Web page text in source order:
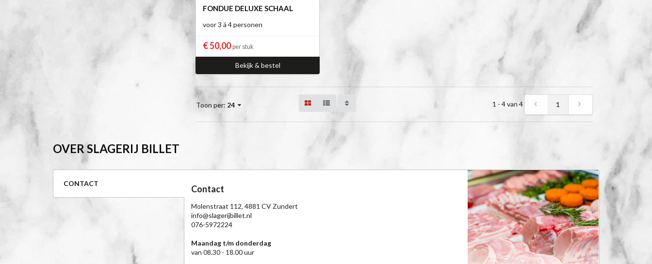
FONDUE DELUXE SCHAAL
voor 3 á 4 personen
€ 50,00per stuk
Bekijk & bestel
Toon per: 24 1 - 4 van 4 1
OVER SLAGERIJ BILLET
CONTACT
Contact
Molenstraat 112, 4881 CV Zundert
info@slagerijbillet.nl
076-5972224
Maandag t/m donderdag
van 08.30 - 18.00 uur